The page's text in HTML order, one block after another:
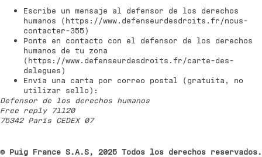
Escribe un mensaje al defensor de los derechos
humanos ( https://www.defenseurdesdroits.fr/nous-
contacter-355)
Ponte en contacto con el defensor de los derechos
humanos de tu zona
( https://www.defenseurdesdroits.fr/carte-des-
delegues )
Envía una carta por correo postal (gratuita, no
utilizar sello):
Defensor de los derechos humanos
Free reply 71120
75342 París CEDEX 07
© Puig France S.A.S, 2025 Todos los derechos reservados.